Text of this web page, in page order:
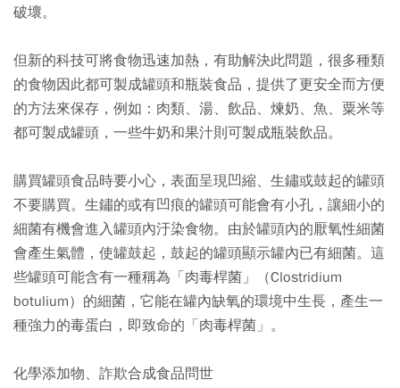
破壞。
但新的科技可將食物迅速加熱，有助解決此問題，很多種類
的食物因此都可製成罐頭和瓶裝食品，提供了更安全而方便
的方法來保存，例如：肉類、湯、飲品、煉奶、魚、粟米等
都可製成罐頭，一些牛奶和果汁則可製成瓶裝飲品。
購買罐頭食品時要小心，表面呈現凹縮、生鏽或鼓起的罐頭
不要購買。生鏽的或有凹痕的罐頭可能會有小孔，讓細小的
細菌有機會進入罐頭內汙染食物。由於罐頭內的厭氧性細菌
會產生氣體，使罐鼓起，鼓起的罐頭顯示罐內已有細菌。這
些罐頭可能含有一種稱為「肉毒桿菌」（Clostridium
botulium）的細菌，它能在罐內缺氧的環境中生長，產生一
種強力的毒蛋白，即致命的「肉毒桿菌」。
化學添加物、詐欺合成食品問世